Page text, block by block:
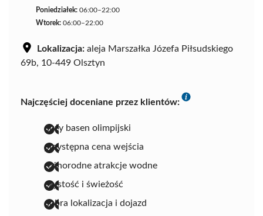
Poniedziałek: 06:00–22:00
Wtorek: 06:00–22:00
Lokalizacja: aleja Marszałka Józefa Piłsudskiego
69b, 10-449 Olsztyn
Najczęściej doceniane przez klientów:
duży basen olimpijski
przystępna cena wejścia
różnorodne atrakcje wodne
czystość i świeżość
dobra lokalizacja i dojazd